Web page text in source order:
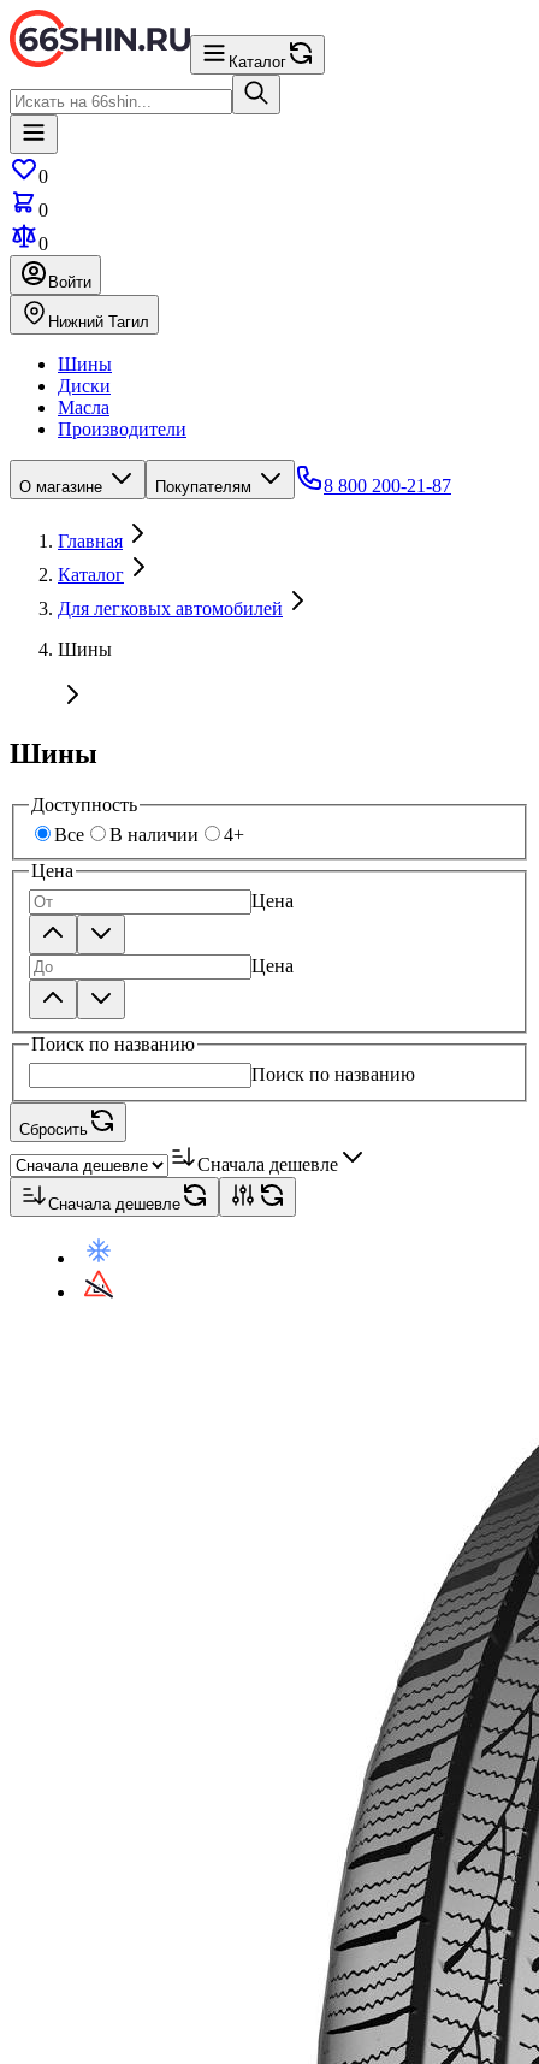
Каталог
0
0
0
Войти
Нижний Тагил
Шины
Диски
Масла
Производители
О магазине Покупателям 8 800 200-21-87
Главная
Каталог
Для легковых автомобилей
Шины
Шины
Доступность
Все
В наличии
4+
Цена
Цена
Цена
Поиск по названию
Поиск по названию
Сбросить
Сначала дешевле
Сначала дешевле